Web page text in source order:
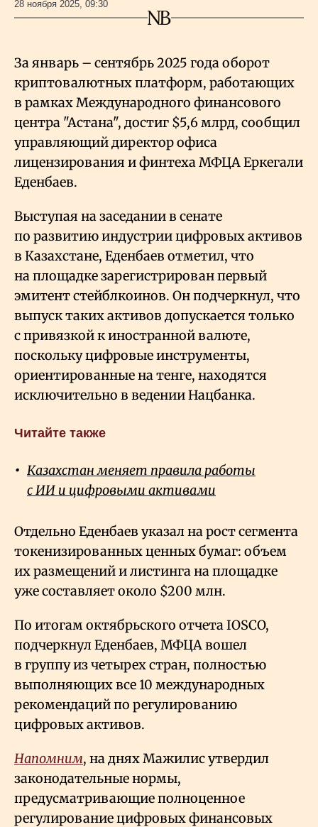
Все новости
28 ноября 2025, 09:30
За январь – сентябрь 2025 года оборот
криптовалютных платформ, работающих
в рамках Международного финансового
центра "Астана", достиг $5,6 млрд, сообщил
управляющий директор офиса
лицензирования и финтеха МФЦА Еркегали
Еденбаев.
Выступая на заседании в сенате
по развитию индустрии цифровых активов
в Казахстане, Еденбаев отметил, что
на площадке зарегистрирован первый
эмитент стейблкоинов. Он подчеркнул, что
выпуск таких активов допускается только
с привязкой к иностранной валюте,
поскольку цифровые инструменты,
ориентированные на тенге, находятся
исключительно в ведении Нацбанка.
Читайте также
Казахстан меняет правила работы
с ИИ и цифровыми активами
Отдельно Еденбаев указал на рост сегмента
токенизированных ценных бумаг: объем
их размещений и листинга на площадке
уже составляет около $200 млн.
По итогам октябрьского отчета IOSCO,
подчеркнул Еденбаев, МФЦА вошел
в группу из четырех стран, полностью
выполняющих все 10 международных
рекомендаций по регулированию
цифровых активов.
Напомним, на днях Мажилис утвердил
законодательные нормы,
предусматривающие полноценное
регулирование цифровых финансовых